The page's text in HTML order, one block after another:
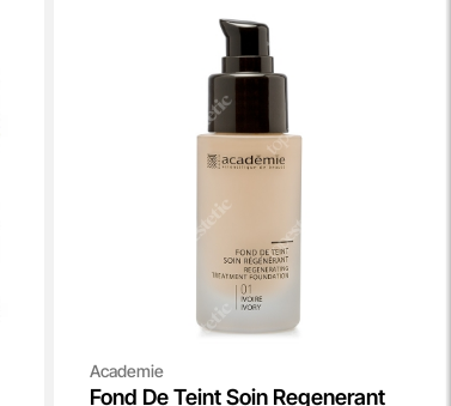
Academie
Fond De Teint Soin Regenerant